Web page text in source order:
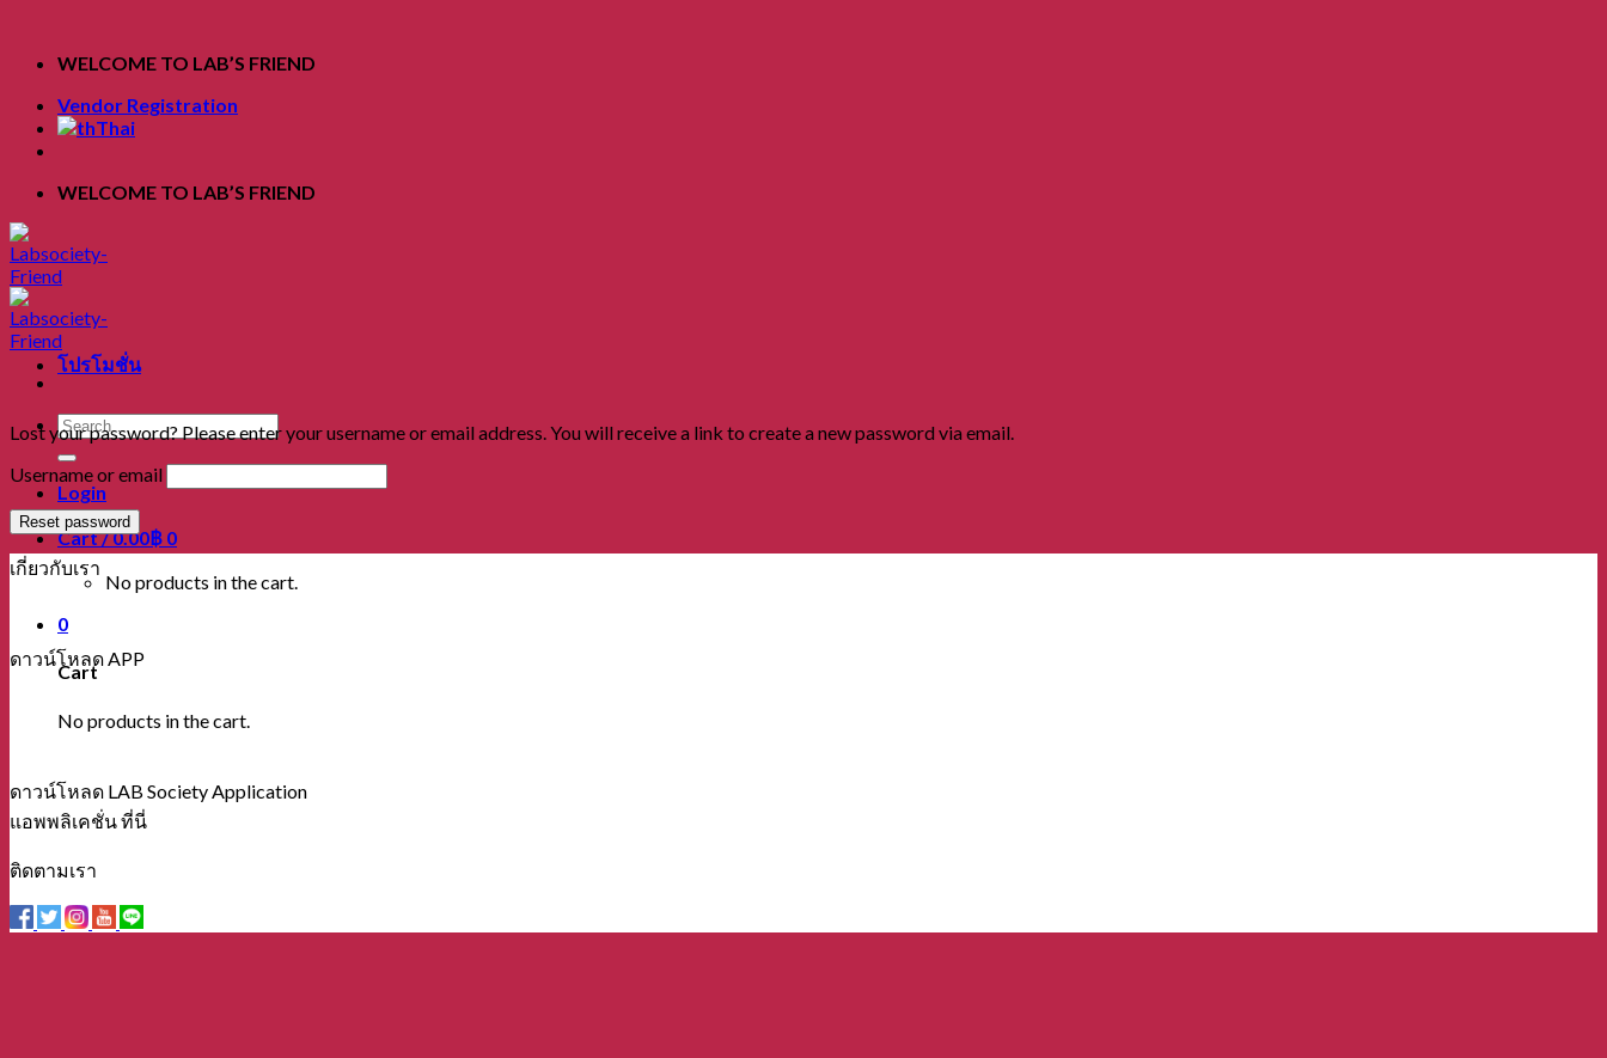
contentWELCOME TO LAB’S FRIEND
Vendor Registration
Thai
WELCOME TO LAB’S FRIEND
Search
for:
Login
Cart /0.00฿ 0
No products in the cart.
0
Cart
No products in the cart.
โปรโมชั่น
Lost your password? Please enter your username or email address. You will receive a link to create a new password via email.
Username or email
Reset password
เกี่ยวกับเรา
ดาวน์โหลด APP
ดาวน์โหลด LAB Society Application
แอพพลิเคชั่น ที่นี่
ติดตามเรา